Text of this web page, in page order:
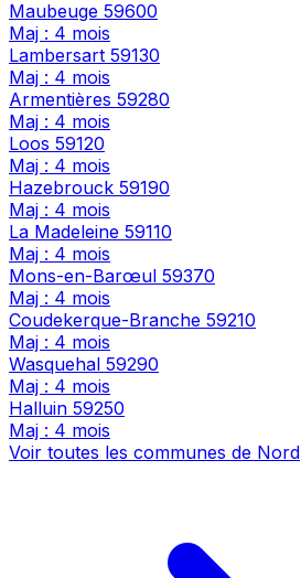
Maubeuge 59600
Maj : 4 mois
Lambersart 59130
Maj : 4 mois
Armentières 59280
Maj : 4 mois
Loos 59120
Maj : 4 mois
Hazebrouck 59190
Maj : 4 mois
La Madeleine 59110
Maj : 4 mois
Mons-en-Barœul 59370
Maj : 4 mois
Coudekerque-Branche 59210
Maj : 4 mois
Wasquehal 59290
Maj : 4 mois
Halluin 59250
Maj : 4 mois
Voir toutes les communes de Nord